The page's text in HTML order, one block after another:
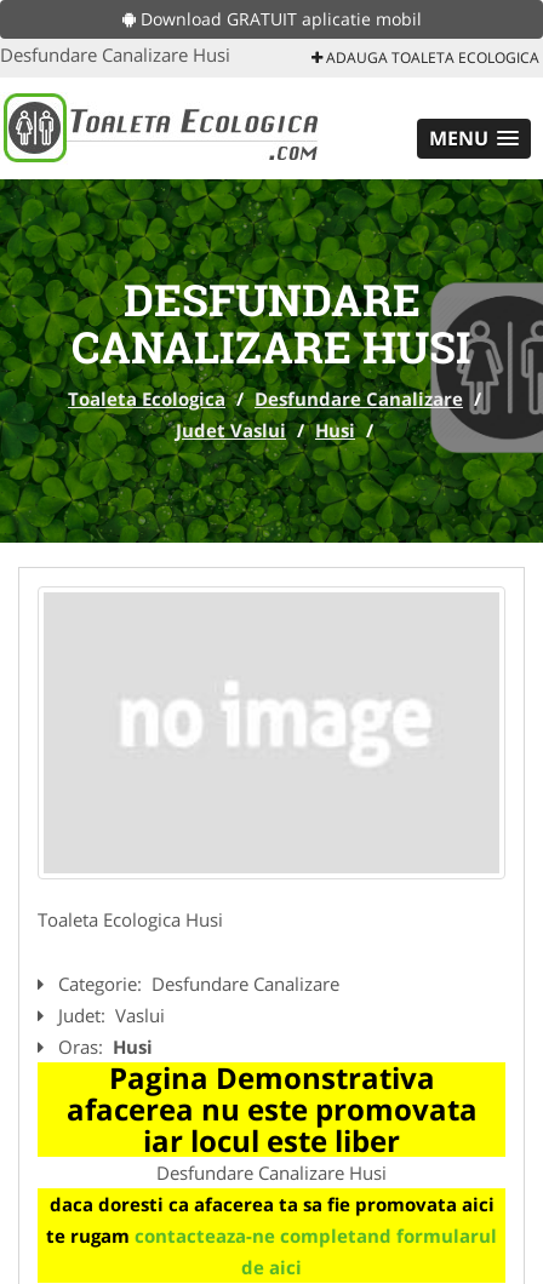
Download GRATUIT aplicatie mobil
Desfundare Canalizare Husi ADAUGA TOALETA ECOLOGICA
MENU
DESFUNDARE
CANALIZARE HUSI
Toaleta Ecologica / Desfundare Canalizare /
Judet Vaslui / Husi /
Toaleta Ecologica Husi
Categorie: Desfundare Canalizare
Judet: Vaslui
Oras: Husi
Pagina Demonstrativa
afacerea nu este promovata
iar locul este liber
Desfundare Canalizare Husi
daca doresti ca afacerea ta sa fie promovata aici
te rugam contacteaza-ne completand formularul
de aici